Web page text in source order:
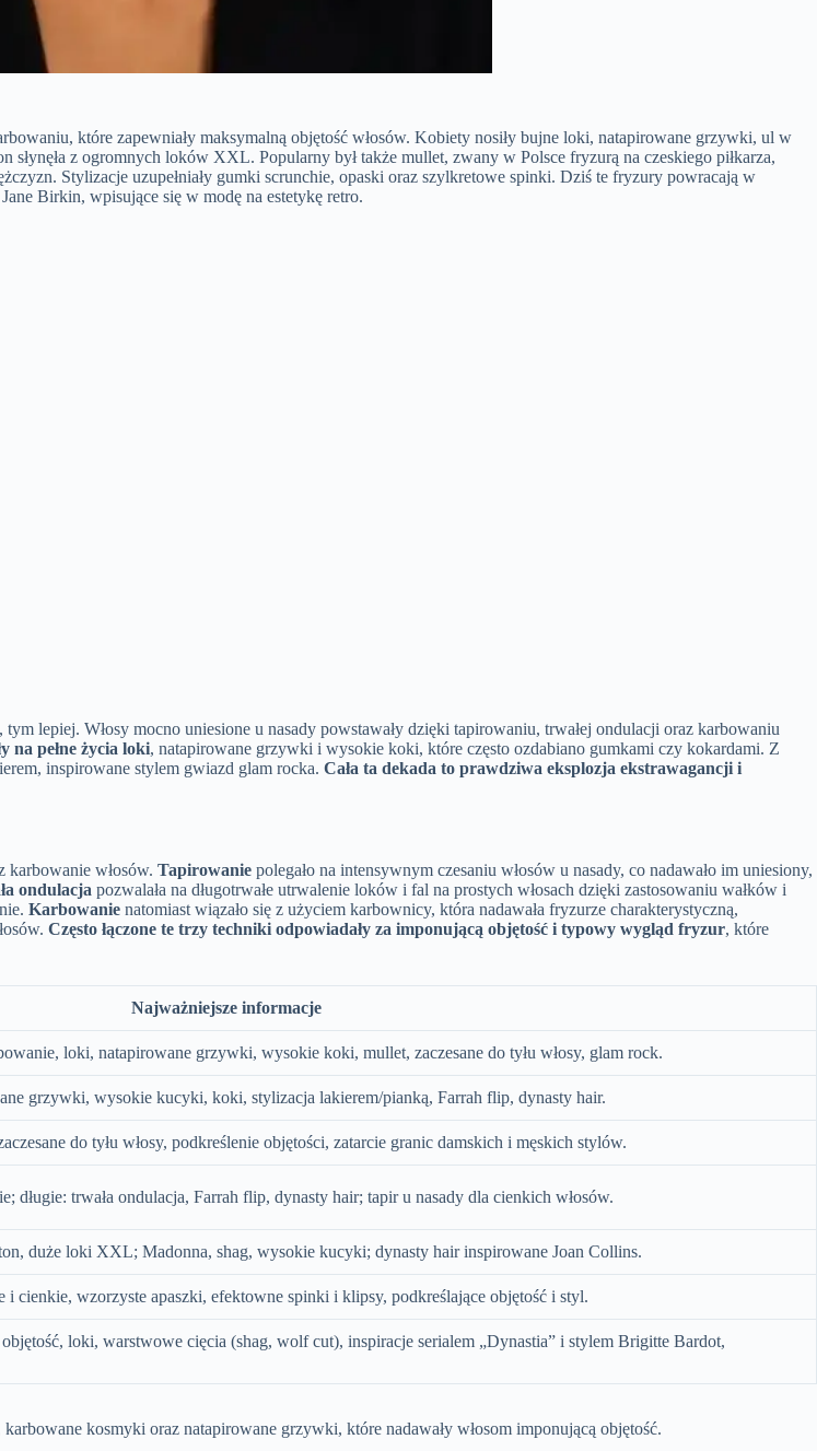
które zapewniały maksymalną objętość włosów. Kobiety nosiły bujne loki, natapirowane grzywki, ul w
z ogromnych loków XXL. Popularny był także mullet, zwany w Polsce fryzurą na czeskiego piłkarza,
Stylizacje uzupełniały gumki scrunchie, opaski oraz szylkretowe spinki. Dziś te fryzury powracają w
Birkin, wpisujące się w modę na estetykę retro.
lepiej. Włosy mocno uniesione u nasady powstawały dzięki tapirowaniu, trwałej ondulacji oraz karbowaniu
na pełne życia loki, natapirowane grzywki i wysokie koki, które często ozdabiano gumkami czy kokardami. Z
inspirowane stylem gwiazd glam rocka. Cała ta dekada to prawdziwa eksplozja ekstrawagancji i
karbowanie włosów. Tapirowanie polegało na intensywnym czesaniu włosów u nasady, co nadawało im uniesiony,
ondulacja pozwalała na długotrwałe utrwalenie loków i fal na prostych włosach dzięki zastosowaniu wałków i
Karbowanie natomiast wiązało się z użyciem karbownicy, która nadawała fryzurze charakterystyczną,
Często łączone te trzy techniki odpowiadały za imponującą objętość i typowy wygląd fryzur, które
Najważniejsze informacje
loki, natapirowane grzywki, wysokie koki, mullet, zaczesane do tyłu włosy, glam rock.
grzywki, wysokie kucyki, koki, stylizacja lakierem/pianką, Farrah flip, dynasty hair.
do tyłu włosy, podkreślenie objętości, zatarcie granic damskich i męskich stylów.
trwała ondulacja, Farrah flip, dynasty hair; tapir u nasady dla cienkich włosów.
duże loki XXL; Madonna, shag, wysokie kucyki; dynasty hair inspirowane Joan Collins.
cienkie, wzorzyste apaszki, efektowne spinki i klipsy, podkreślające objętość i styl.
loki, warstwowe cięcia (shag, wolf cut), inspiracje serialem „Dynastia” i stylem Brigitte Bardot,
kosmyki oraz natapirowane grzywki, które nadawały włosom imponującą objętość.